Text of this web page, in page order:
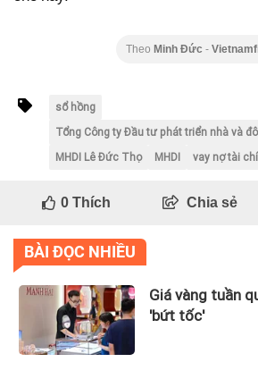
Theo Minh Đức -
sổ hồng
Tổng Công ty Đầu tư phát triển nhà và
MHDI Lê Đức Thọ
MHDI vay nợ tài
0Thích Chia sẻ
BÀI ĐỌC NHIỀU
Giá vàng tuần
'bứt tốc'